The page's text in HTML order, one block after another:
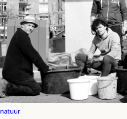
natuur